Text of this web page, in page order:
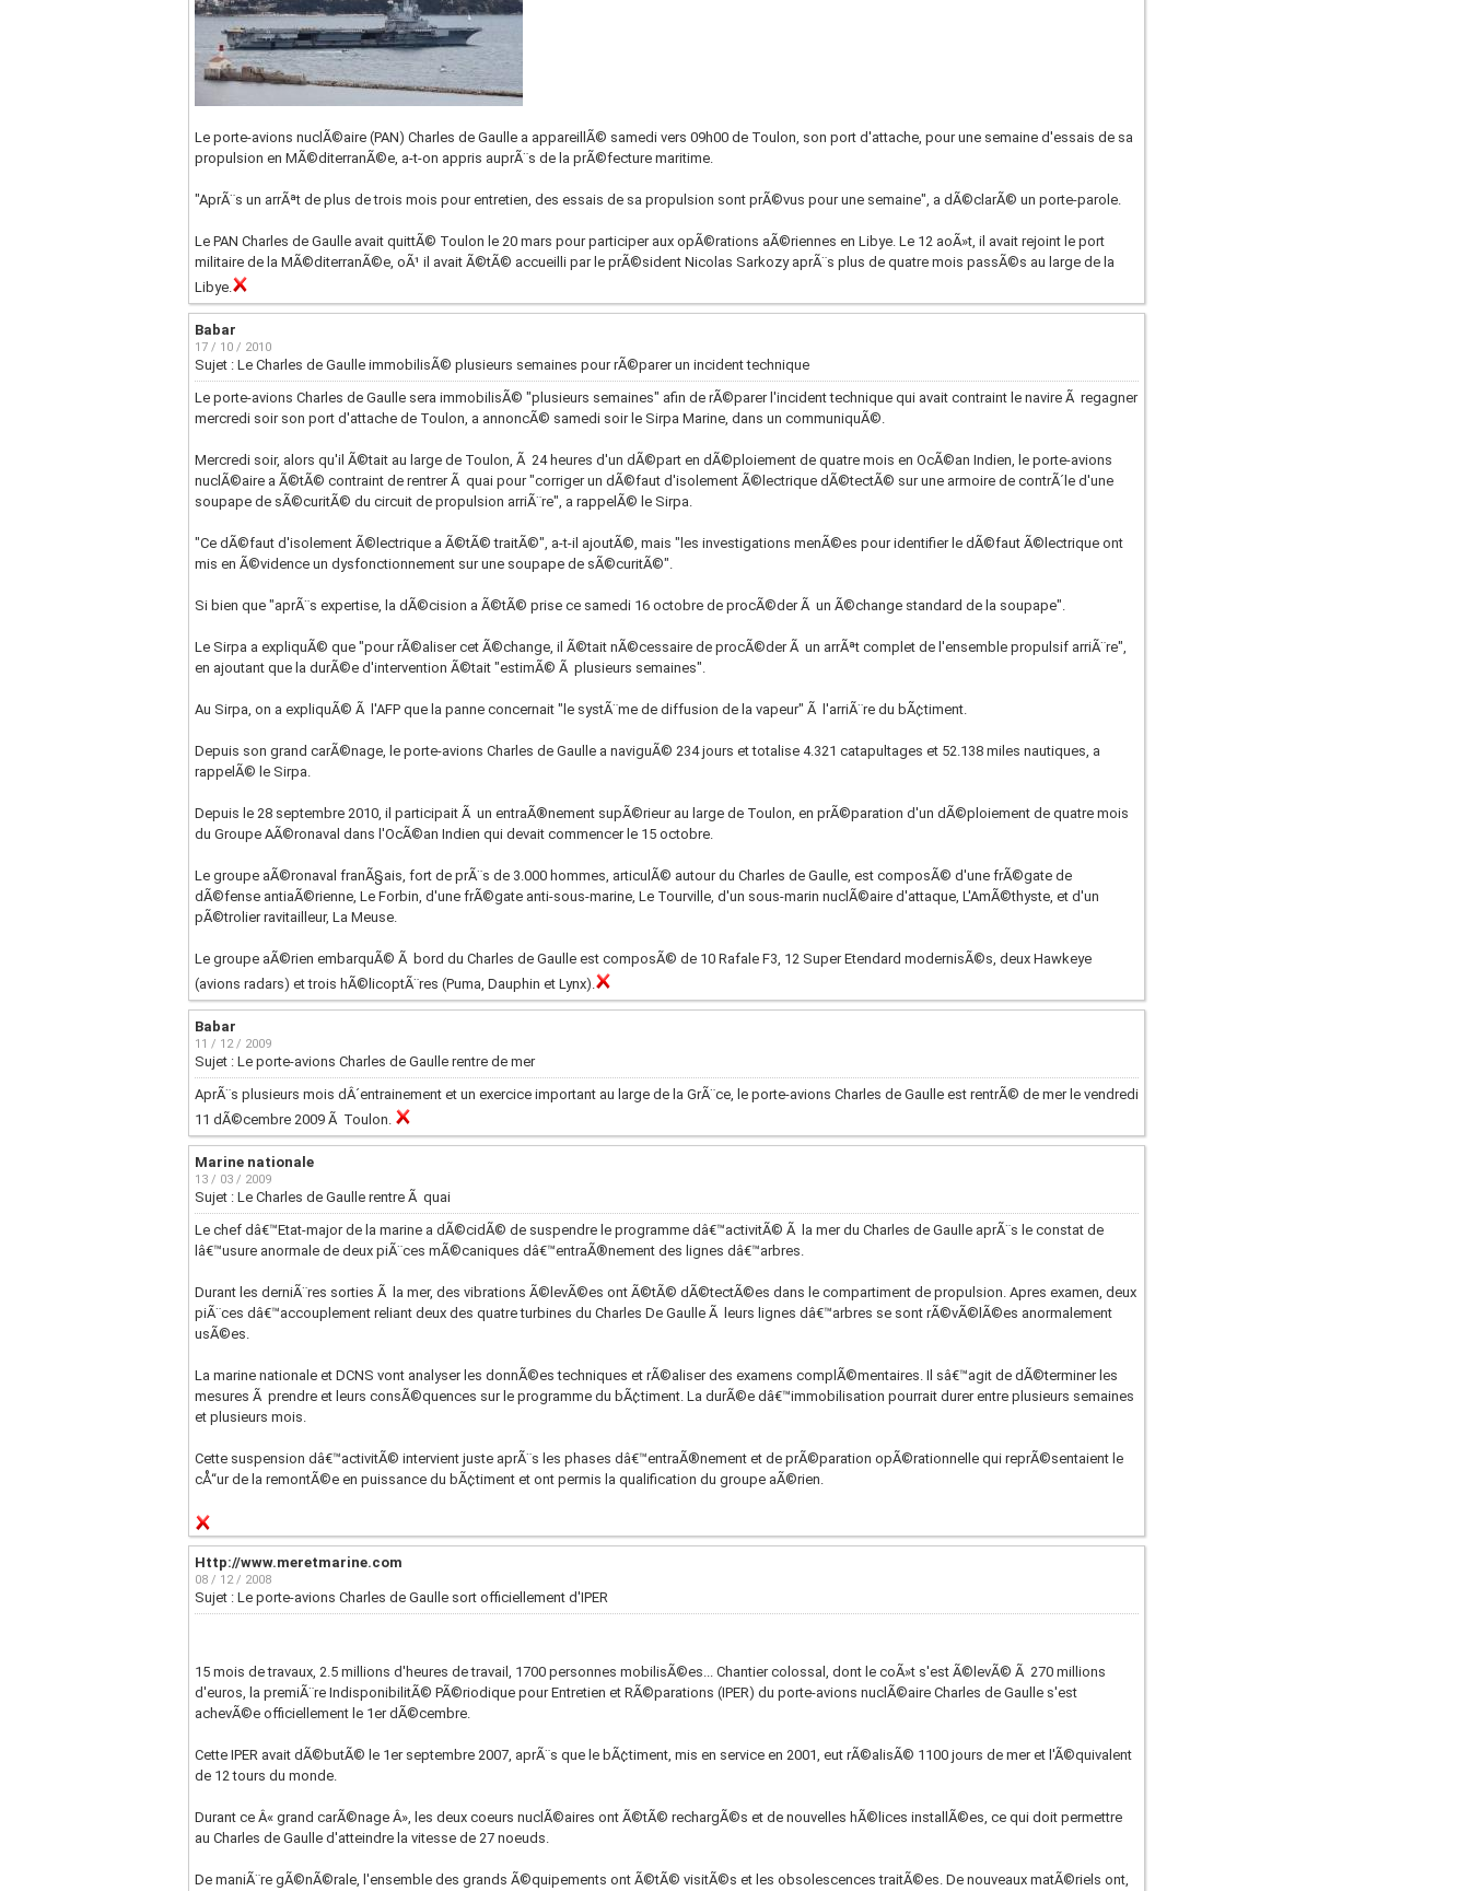
Le porte-avions nuclÃ©aire (PAN) Charles de Gaulle a appareillÃ© samedi vers 09h00 de Toulon, son port d'attache, pour une semaine d'essais de sa
propulsion en MÃ©diterranÃ©e, a-t-on appris auprÃ¨s de la prÃ©fecture maritime.
"AprÃ¨s un arrÃªt de plus de trois mois pour entretien, des essais de sa propulsion sont prÃ©vus pour une semaine", a dÃ©clarÃ© un porte-parole.
Le PAN Charles de Gaulle avait quittÃ© Toulon le 20 mars pour participer aux opÃ©rations aÃ©riennes en Libye. Le 12 aoÃ»t, il avait rejoint le port
militaire de la MÃ©diterranÃ©e, oÃ¹ il avait Ã©tÃ© accueilli par le prÃ©sident Nicolas Sarkozy aprÃ¨s plus de quatre mois passÃ©s au large de la
Libye.
Babar
17 / 10 / 2010
Sujet : Le Charles de Gaulle immobilisÃ© plusieurs semaines pour rÃ©parer un incident technique
Le porte-avions Charles de Gaulle sera immobilisÃ© "plusieurs semaines" afin de rÃ©parer l'incident technique qui avait contraint le navire Ã regagner
mercredi soir son port d'attache de Toulon, a annoncÃ© samedi soir le Sirpa Marine, dans un communiquÃ©.
Mercredi soir, alors qu'il Ã©tait au large de Toulon, Ã 24 heures d'un dÃ©part en dÃ©ploiement de quatre mois en OcÃ©an Indien, le porte-avions
nuclÃ©aire a Ã©tÃ© contraint de rentrer Ã quai pour "corriger un dÃ©faut d'isolement Ã©lectrique dÃ©tectÃ© sur une armoire de contrÃ´le d'une
soupape de sÃ©curitÃ© du circuit de propulsion arriÃ¨re", a rappelÃ© le Sirpa.
"Ce dÃ©faut d'isolement Ã©lectrique a Ã©tÃ© traitÃ©", a-t-il ajoutÃ©, mais "les investigations menÃ©es pour identifier le dÃ©faut Ã©lectrique ont
mis en Ã©vidence un dysfonctionnement sur une soupape de sÃ©curitÃ©".
Si bien que "aprÃ¨s expertise, la dÃ©cision a Ã©tÃ© prise ce samedi 16 octobre de procÃ©der Ã un Ã©change standard de la soupape".
Le Sirpa a expliquÃ© que "pour rÃ©aliser cet Ã©change, il Ã©tait nÃ©cessaire de procÃ©der Ã un arrÃªt complet de l'ensemble propulsif arriÃ¨re",
en ajoutant que la durÃ©e d'intervention Ã©tait "estimÃ© Ã plusieurs semaines".
Au Sirpa, on a expliquÃ© Ã l'AFP que la panne concernait "le systÃ¨me de diffusion de la vapeur" Ã l'arriÃ¨re du bÃ¢timent.
Depuis son grand carÃ©nage, le porte-avions Charles de Gaulle a naviguÃ© 234 jours et totalise 4.321 catapultages et 52.138 miles nautiques, a
rappelÃ© le Sirpa.
Depuis le 28 septembre 2010, il participait Ã un entraÃ®nement supÃ©rieur au large de Toulon, en prÃ©paration d'un dÃ©ploiement de quatre mois
du Groupe AÃ©ronaval dans l'OcÃ©an Indien qui devait commencer le 15 octobre.
Le groupe aÃ©ronaval franÃ§ais, fort de prÃ¨s de 3.000 hommes, articulÃ© autour du Charles de Gaulle, est composÃ© d'une frÃ©gate de
dÃ©fense antiaÃ©rienne, Le Forbin, d'une frÃ©gate anti-sous-marine, Le Tourville, d'un sous-marin nuclÃ©aire d'attaque, L'AmÃ©thyste, et d'un
pÃ©trolier ravitailleur, La Meuse.
Le groupe aÃ©rien embarquÃ© Ã bord du Charles de Gaulle est composÃ© de 10 Rafale F3, 12 Super Etendard modernisÃ©s, deux Hawkeye
(avions radars) et trois hÃ©licoptÃ¨res (Puma, Dauphin et Lynx).
Babar
11 / 12 / 2009
Sujet : Le porte-avions Charles de Gaulle rentre de mer
AprÃ¨s plusieurs mois dÂ´entrainement et un exercice important au large de la GrÃ¨ce, le porte-avions Charles de Gaulle est rentrÃ© de mer le vendredi
11 dÃ©cembre 2009 Ã Toulon.
Marine nationale
13 / 03 / 2009
Sujet : Le Charles de Gaulle rentre Ã quai
Le chef dâ€™Etat-major de la marine a dÃ©cidÃ© de suspendre le programme dâ€™activitÃ© Ã la mer du Charles de Gaulle aprÃ¨s le constat de
lâ€™usure anormale de deux piÃ¨ces mÃ©caniques dâ€™entraÃ®nement des lignes dâ€™arbres.
Durant les derniÃ¨res sorties Ã la mer, des vibrations Ã©levÃ©es ont Ã©tÃ© dÃ©tectÃ©es dans le compartiment de propulsion. Apres examen, deux
piÃ¨ces dâ€™accouplement reliant deux des quatre turbines du Charles De Gaulle Ã leurs lignes dâ€™arbres se sont rÃ©vÃ©lÃ©es anormalement
usÃ©es.
La marine nationale et DCNS vont analyser les donnÃ©es techniques et rÃ©aliser des examens complÃ©mentaires. Il sâ€™agit de dÃ©terminer les
mesures Ã prendre et leurs consÃ©quences sur le programme du bÃ¢timent. La durÃ©e dâ€™immobilisation pourrait durer entre plusieurs semaines
et plusieurs mois.
Cette suspension dâ€™activitÃ© intervient juste aprÃ¨s les phases dâ€™entraÃ®nement et de prÃ©paration opÃ©rationnelle qui reprÃ©sentaient le
cÅ“ur de la remontÃ©e en puissance du bÃ¢timent et ont permis la qualification du groupe aÃ©rien.
Http://www.meretmarine.com
08 / 12 / 2008
Sujet : Le porte-avions Charles de Gaulle sort officiellement d'IPER
15 mois de travaux, 2.5 millions d'heures de travail, 1700 personnes mobilisÃ©es... Chantier colossal, dont le coÃ»t s'est Ã©levÃ© Ã 270 millions
d'euros, la premiÃ¨re IndisponibilitÃ© PÃ©riodique pour Entretien et RÃ©parations (IPER) du porte-avions nuclÃ©aire Charles de Gaulle s'est
achevÃ©e officiellement le 1er dÃ©cembre.
Cette IPER avait dÃ©butÃ© le 1er septembre 2007, aprÃ¨s que le bÃ¢timent, mis en service en 2001, eut rÃ©alisÃ© 1100 jours de mer et l'Ã©quivalent
de 12 tours du monde.
Durant ce Â« grand carÃ©nage Â», les deux coeurs nuclÃ©aires ont Ã©tÃ© rechargÃ©s et de nouvelles hÃ©lices installÃ©es, ce qui doit permettre
au Charles de Gaulle d'atteindre la vitesse de 27 noeuds.
De maniÃ¨re gÃ©nÃ©rale, l'ensemble des grands Ã©quipements ont Ã©tÃ© visitÃ©s et les obsolescences traitÃ©es. De nouveaux matÃ©riels ont,